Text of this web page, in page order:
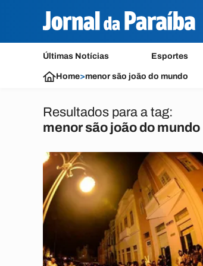
Últimas Notícias Esportes
Home>menor são joão do mundo
Resultados para a tag:
menor são joão do mundo